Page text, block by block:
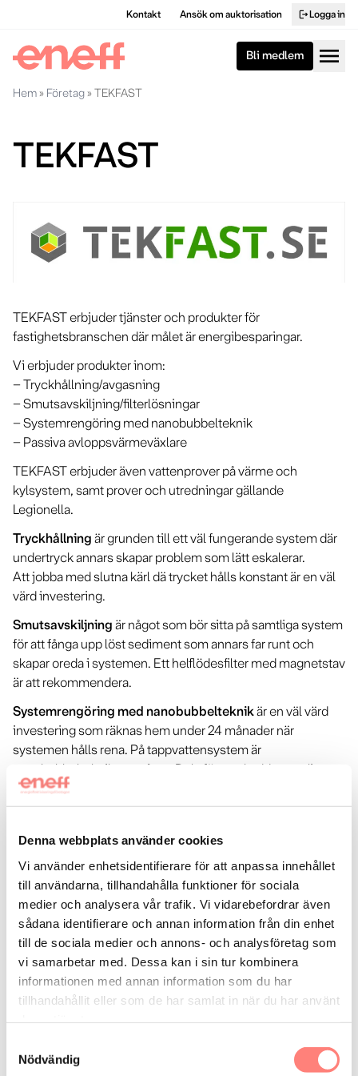
Denna webbplats använder cookies
Vi använder enhetsidentifierare för att anpassa innehållet
till användarna, tillhandahålla funktioner för sociala
medier och analysera vår trafik. Vi vidarebefordrar även
sådana identifierare och annan information från din enhet
till de sociala medier och annons- och analysföretag som
vi samarbetar med. Dessa kan i sin tur kombinera
informationen med annan information som du har
tillhandahållit eller som de har samlat in när du har använt
Nödvändig
Kontakt Ansök om auktorisation logoutLogga in
Bli medlem menu
Hem» Företag»TEKFAST
TEKFAST
TEKFAST erbjuder tjänster och produkter för
fastighetsbranschen där målet är energibesparingar.
Vi erbjuder produkter inom:
– Tryckhållning/avgasning
– Smutsavskiljning/filterlösningar
– Systemrengöring med nanobubbelteknik
– Passiva avloppsvärmeväxlare
TEKFAST erbjuder även vattenprover på värme och
kylsystem, samt prover och utredningar gällande
Legionella.
Tryckhållningär grunden till ett väl fungerande system där
undertryck annars skapar problem som lätt eskalerar.
Att jobba med slutna kärl dä trycket hålls konstant är en väl
värd investering.
Smutsavskiljningär något som bör sitta på samtliga system
för att fånga upp löst sediment som annars far runt och
skapar oreda i systemen. Ett helflödesfilter med magnetstav
är att rekommendera.
Systemrengöring med nanobubbelteknikär en väl värd
investering som räknas hem under 24 månader när
systemen hålls rena. På tappvattensystem är
nanobubbelteknik ett måste. Dels för att skydda samtliga
systemkomponenter, men även för att eliminera risk för
Legionella. Bakterier behöver ”boplatser” och det är i den
förebyggande underhåll av just tappvattensystem så
viktiga. Kontaka oss på TEKFAST så hjälper vi er vidare med
behandling av era tappvattensystem.
Med en passiv avloppsvärmeväxlarekan vi ta tillvara den
restenergi som finns i avloppsvattnet och som vi redan
betalt för. Referenser och tester visar att ca 25 % av
kostnader för uppvärmning av tappvarmvatten kan
reduceras när vi återvinner energin från avloppen. En
växlare kan även användas till en borrhålsräddare där hålen
inte räcker till och borrning av nya hål är svårt eller omöjlig.
Vi värmer då vätskan som ska in i värmepumpen och skapar
därmed mer energi, samtidigt som vi ger maskinen